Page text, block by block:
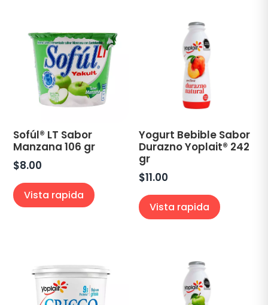
Sofúl® LT Sabor
Manzana 106 gr
$8.00
Vista rapida
Yogurt Bebible Sabor
Durazno Yoplait® 242
gr
$11.00
Vista rapida